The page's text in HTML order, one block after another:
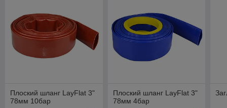
Плоский шланг LayFlat 3"
78мм 10бар
Плоский шланг LayFlat 3"
78мм 4бар